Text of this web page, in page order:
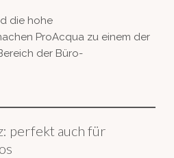
die hohe
ProAcqua zu einem der
der Büro-
perfekt auch für